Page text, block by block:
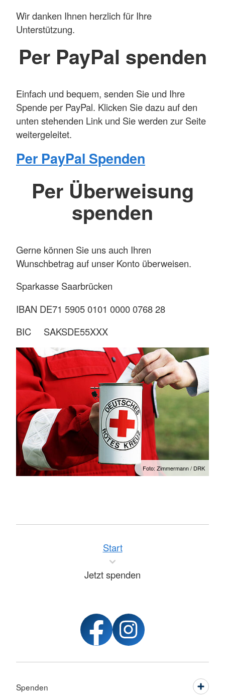
Wir danken Ihnen herzlich für Ihre
Unterstützung.
Per PayPal spenden
Einfach und bequem, senden Sie und Ihre
Spende per PayPal. Klicken Sie dazu auf den
unten stehenden Link und Sie werden zur Seite
weitergeleitet.
Per PayPal Spenden
Per Überweisung
spenden
Gerne können Sie uns auch Ihren
Wunschbetrag auf unser Konto überweisen.
Sparkasse Saarbrücken
IBAN DE71 5905 0101 0000 0768 28
BIC SAKSDE55XXX
Foto: Zimmermann / DRK
Start
Jetzt spenden
Spenden